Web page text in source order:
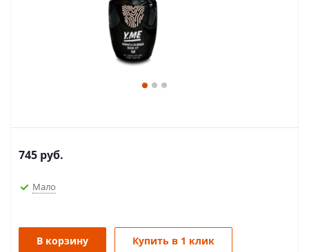
745 руб.
Мало
В корзину Купить в 1 клик